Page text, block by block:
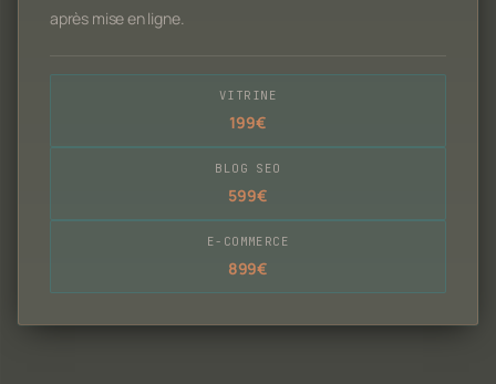
après mise en ligne.
VITRINE
199€
BLOG SEO
599€
E-COMMERCE
899€